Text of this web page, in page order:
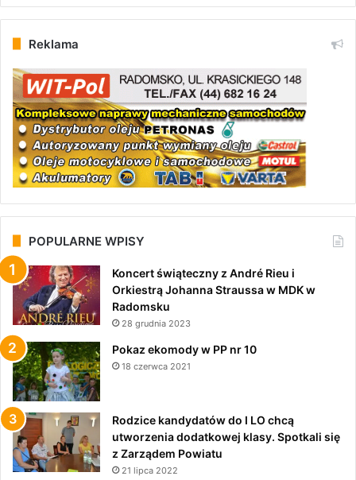
Reklama
POPULARNE WPISY
Koncert świąteczny z André Rieu i
Orkiestrą Johanna Straussa w MDK w
Radomsku
28 grudnia 2023
Pokaz ekomody w PP nr 10
18 czerwca 2021
Rodzice kandydatów do I LO chcą
utworzenia dodatkowej klasy. Spotkali się
z Zarządem Powiatu
21 lipca 2022